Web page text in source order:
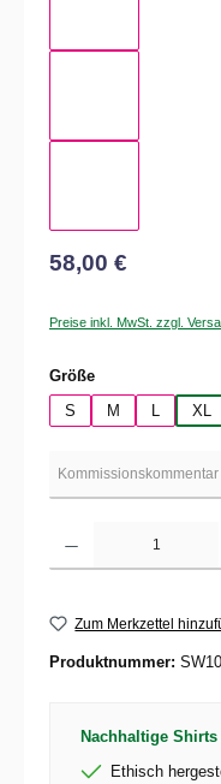
58,00 €
Preise inkl. MwSt. zzgl.
Größeauswählen
S
M XL
Zum Merkzettel
Produktnummer:
Nachhaltige
Ethisch